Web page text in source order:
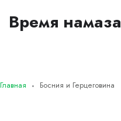
Время намаза
Главная Босния и Герцеговина